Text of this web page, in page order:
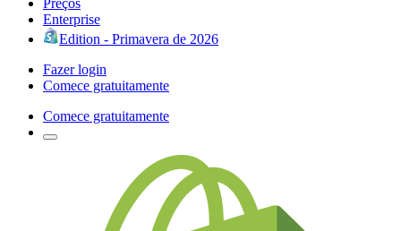
Preços
Enterprise
Edition - Primavera de 2026
Fazer login
Comece gratuitamente
Comece gratuitamente